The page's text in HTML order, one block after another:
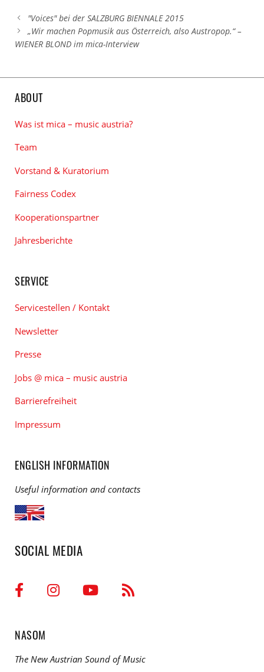
"Voices" bei der SALZBURG BIENNALE 2015
„Wir machen Popmusik aus Österreich, also Austropop.“ –
WIENER BLOND im mica-Interview
ABOUT
Was ist mica – music austria?
Team
Vorstand & Kuratorium
Fairness Codex
Kooperationspartner
Jahresberichte
SERVICE
Servicestellen / Kontakt
Newsletter
Presse
Jobs @ mica – music austria
Barrierefreiheit
Impressum
ENGLISH INFORMATION
Useful information and contacts
SOCIAL MEDIA
NASOM
The New Austrian Sound of Music